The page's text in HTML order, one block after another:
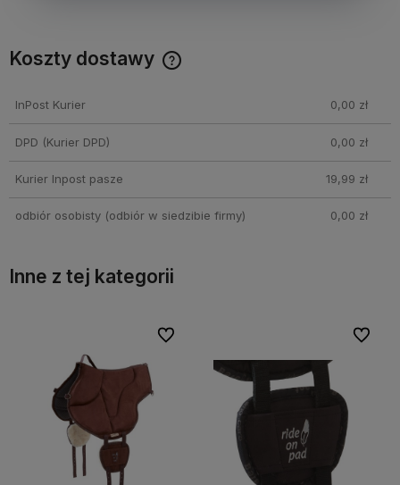
Koszty dostawy
InPost Kurier 0,00 zł
DPD (Kurier DPD) 0,00 zł
Kurier Inpost pasze 19,99 zł
odbiór osobisty(odbiór w siedzibie firmy) 0,00 zł
Inne z tej kategorii
Do ulubionych
Do ulubionych Do
Do